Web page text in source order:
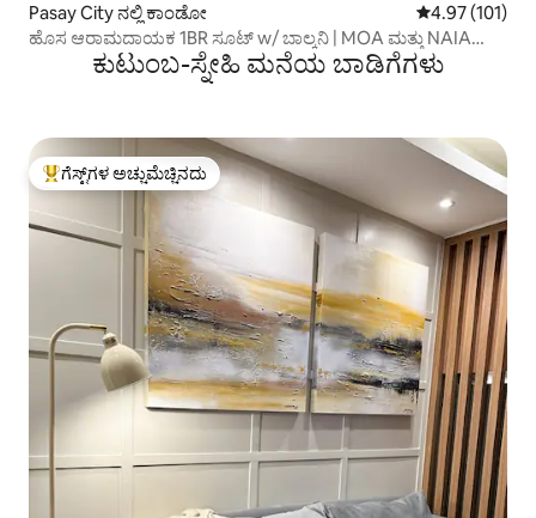
Pasay City ನಲ್ಲಿ ಕಾಂಡೋ 5 ರಲ್ಲಿ 4.97
4.97 (101)
ಹೊಸ ಆರಾಮದಾಯಕ 1BR ಸೂಟ್ w/ ಬಾಲ್ಕನಿ | MOA ಮತ್ತು NAIA
ಕುಟುಂಬ-ಸ್ನೇಹಿ ಮನೆಯ ಬಾಡಿಗೆಗಳು
ಗೆಸ್ಟ್‌ಗಳಿಗೆ ಅತಿ ಹೆಚ್ಚು ಅಚ್ಚುಮೆಚ್ಚಿನದು
ಗೆಸ್ಟ್‌ಗಳ ಅಚ್ಚುಮೆಚ್ಚಿನದು